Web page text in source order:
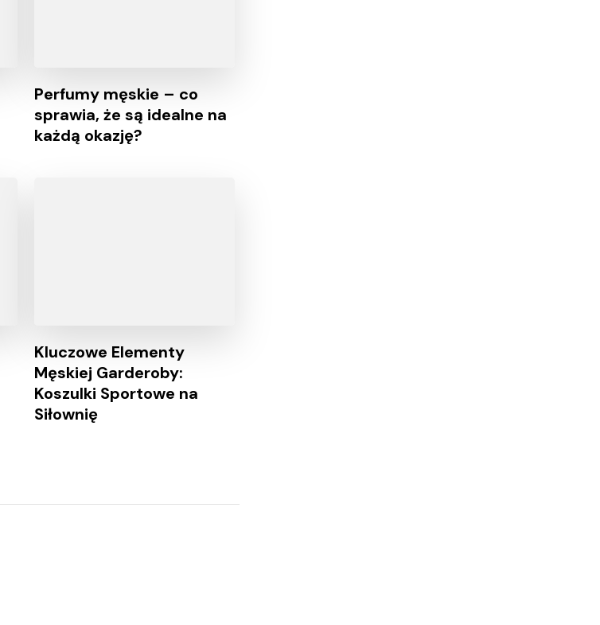
Perfumy męskie – co
sprawia, że są idealne na
każdą okazję?
Kluczowe Elementy
Męskiej Garderoby:
Koszulki Sportowe na
Siłownię